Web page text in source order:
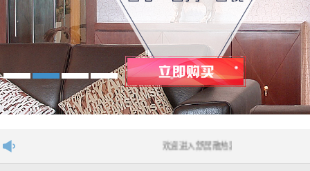
欢迎进入舒居散热器网站！....